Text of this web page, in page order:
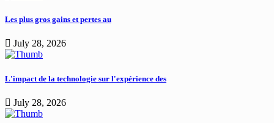
Les plus gros gains et pertes au
July 28, 2026
L'impact de la technologie sur l'expérience des
July 28, 2026